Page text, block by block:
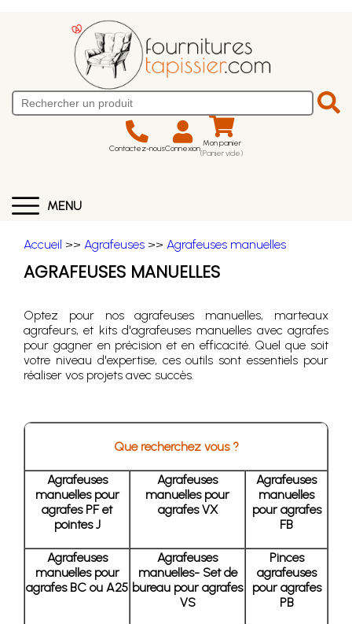
Contactez-nousConnexion Mon panier
(Panier vide)
MENU
Accueil >> Agrafeuses >> Agrafeuses manuelles
AGRAFEUSES MANUELLES
Optez pour nos agrafeuses manuelles, marteaux
agrafeurs, et kits d'agrafeuses manuelles avec agrafes
pour gagner en précision et en efficacité. Quel que soit
votre niveau d'expertise, ces outils sont essentiels pour
réaliser vos projets avec succès.
Que recherchez vous ?
Agrafeuses
manuelles pour
agrafes PF et
pointes J
Agrafeuses
manuelles pour
agrafes VX
Agrafeuses
manuelles
pour agrafes
FB
Agrafeuses
manuelles pour
agrafes BC ou A25
Agrafeuses
manuelles- Set de
bureau pour agrafes
VS
Pinces
agrafeuses
pour agrafes
PB